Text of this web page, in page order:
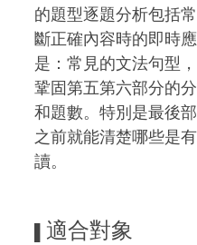
的題型逐題分析包括
斷正確內容時的即時
是：常見的文法句型
鞏固第五第六部分的
和題數。特別是最後
之前就能清楚哪些是
讀。
適合對象